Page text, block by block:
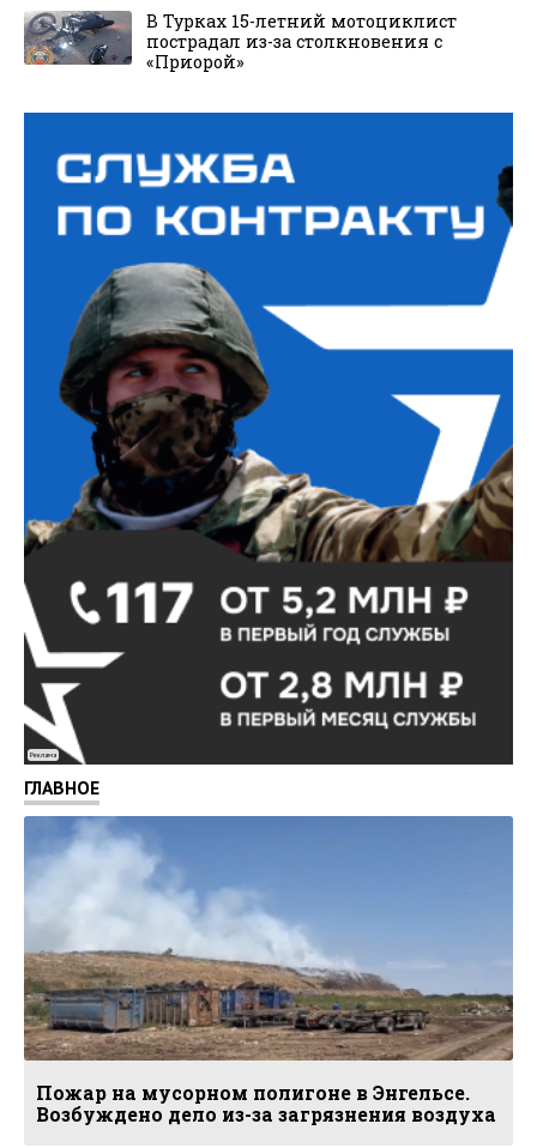
В Турках 15-летний мотоциклист
пострадал из-за столкновения с
«Приорой»
Реклама
ГЛАВНОЕ
Пожар на мусорном полигоне в Энгельсе.
Возбуждено дело из-за загрязнения воздуха